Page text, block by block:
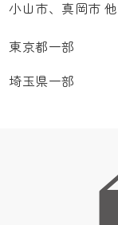
小山市、真岡市 他
東京都一部
埼玉県一部